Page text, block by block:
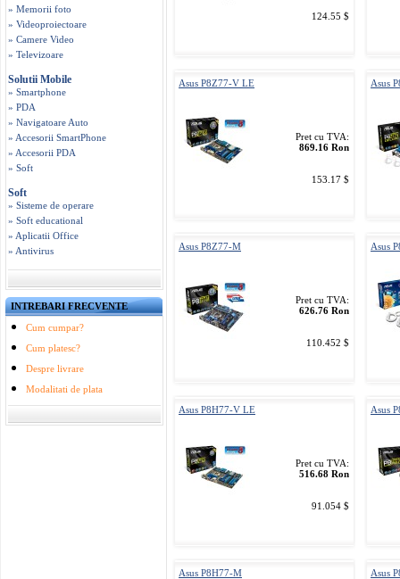
» Memorii foto
» Videoproiectoare
» Camere Video
» Televizoare
Solutii Mobile
» Smartphone
» PDA
» Navigatoare Auto
» Accesorii SmartPhone
» Accesorii PDA
» Soft
Soft
» Sisteme de operare
» Soft educational
» Aplicatii Office
» Antivirus
INTREBARI FRECVENTE
Cum cumpar?
Cum platesc?
Despre livrare
Modalitati de plata
124.55 $
Asus P8Z77-V LE
Pret cu TVA:
869.16 Ron
153.17 $
Asus
Asus P8Z77-M
Pret cu TVA:
626.76 Ron
110.452 $
Asus
Asus P8H77-V LE
Pret cu TVA:
516.68 Ron
91.054 $
Asus
Asus P8H77-M Asus